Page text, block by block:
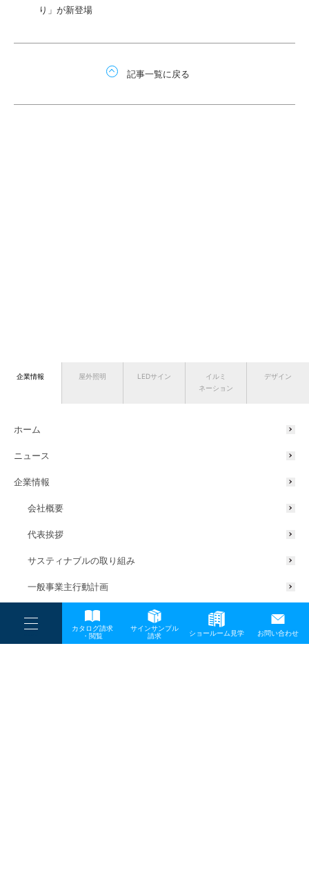
----
----
-
カタログ請求
・閲覧
サインサンプル
請求
ショールーム見学 お問い合わせ
企業情報 屋外照明 LEDサイン
イルミ
ネーション
デザイン
ホーム
ニュース
企業情報
会社概要
代表挨拶
サスティナブルの取り組み
一般事業主行動計画
り」が新登場
記事一覧に戻る